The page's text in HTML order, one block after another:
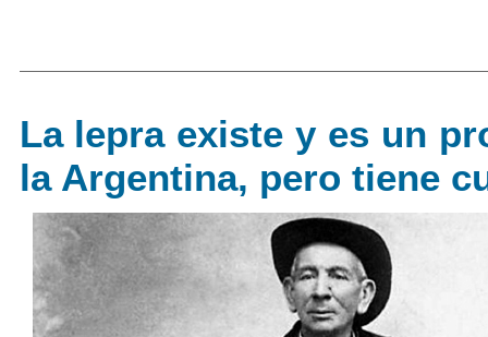
La lepra existe y es un
la Argentina, pero tiene